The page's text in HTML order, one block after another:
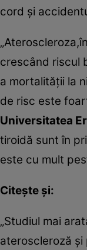
cord şi
crescând riscul
a mortalităţii la
de risc este
Universitatea
tiroidă sunt în
este cu mult
Citeşte şi:
„Studiul mai
ateroscleroză şi